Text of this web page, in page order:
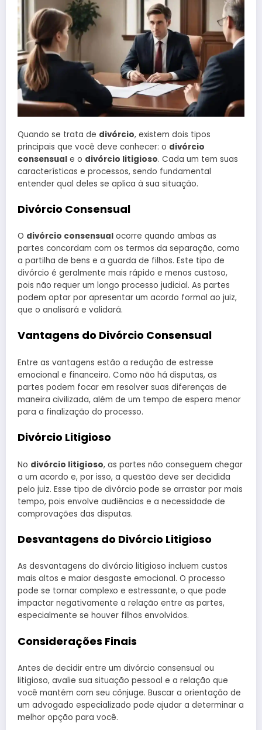
Quando se trata de divórcio, existem dois tipos
principais que você deve conhecer: o divórcio
consensual e o divórcio litigioso. Cada um tem suas
características e processos, sendo fundamental
entender qual deles se aplica à sua situação.
Divórcio Consensual
O divórcio consensual ocorre quando ambas as
partes concordam com os termos da separação, como
a partilha de bens e a guarda de filhos. Este tipo de
divórcio é geralmente mais rápido e menos custoso,
pois não requer um longo processo judicial. As partes
podem optar por apresentar um acordo formal ao juiz,
que o analisará e validará.
Vantagens do Divórcio Consensual
Entre as vantagens estão a redução de estresse
emocional e financeiro. Como não há disputas, as
partes podem focar em resolver suas diferenças de
maneira civilizada, além de um tempo de espera menor
para a finalização do processo.
Divórcio Litigioso
No divórcio litigioso, as partes não conseguem chegar
a um acordo e, por isso, a questão deve ser decidida
pelo juiz. Esse tipo de divórcio pode se arrastar por mais
tempo, pois envolve audiências e a necessidade de
comprovações das disputas.
Desvantagens do Divórcio Litigioso
As desvantagens do divórcio litigioso incluem custos
mais altos e maior desgaste emocional. O processo
pode se tornar complexo e estressante, o que pode
impactar negativamente a relação entre as partes,
especialmente se houver filhos envolvidos.
Considerações Finais
Antes de decidir entre um divórcio consensual ou
litigioso, avalie sua situação pessoal e a relação que
você mantém com seu cônjuge. Buscar a orientação de
um advogado especializado pode ajudar a determinar a
melhor opção para você.